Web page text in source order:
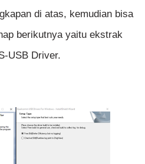
di atas, kemudian bisa
berikutnya yaitu ekstrak
USB Driver.